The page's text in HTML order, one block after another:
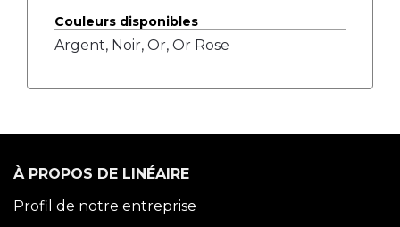
Couleurs disponibles
Argent, Noir, Or, Or Rose
À PROPOS DE LINÉAIRE
Profil de notre entreprise